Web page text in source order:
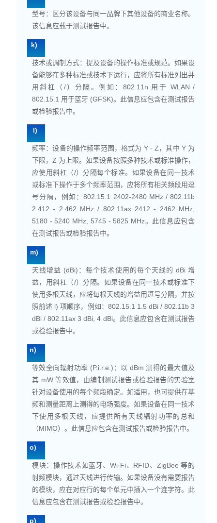
型号：区分该设备与同一品牌下其他设备的商业名称。
该信息应载于测试报告中。
k)
技术或调制方式：提及设备的操作标准或规范。如果设
备能够在多种标准或技术下运行，应将所有标准列出并
用斜杠（/）分隔。例如：802.11n 用于 WLAN /
802.15.1 用于蓝牙 (GFSK)。此信息应包含在测试报告
或检验报告中。
l)
频率：设备的操作频率范围，格式为 Y - Z，其中 Y 为
下限，Z 为上限。如果设备按照多种技术或标准操作，
应使用斜杠（/）分隔每个标准。如果设备在同一技术
或标准下操作于多个频率范围，应将所有相关频段用逗
号分隔，例如：802.15.1 2402-2480 MHz / 802.11b
2.412 - 2.462 MHz / 802.11ax 2412 - 2462 MHz,
5180 - 5240 MHz, 5745 - 5825 MHz。此信息应包含
在测试报告或检验报告中。
m)
天线增益 (dBi)：每个技术使用的每个天线的 dBi 增
益，用斜杠（/）分隔。如果设备在同一技术或标准下
使用多根天线，应将每根天线的增益用逗号分隔，并按
照前述 l) 项顺序，例如：802.15.1 1.5 dBi / 802.11b 3
dBi / 802.11ax 3 dBi, 4 dBi。此信息应包含在测试报告
或检验报告中。
n)
等效全向辐射功率 (P.i.r.e.)：以 dBm 测得的最大值及
其 mW 等效值，由编制测试报告或检验报告的实验室
针对设备使用的每个频段确定。如适用，也可提供在基
频和测量距离上测得的电场强度。如果设备在同一技术
下使用多根天线，应提供所有天线辐射功率的总和
（MIMO）。此信息应包含在测试报告或检验报告中。
o)
模块：操作技术如蓝牙、Wi-Fi、RFID、ZigBee 等的
射频模块，通过天线进行传输。如果设备没有需要报告
的模块，应在对应行的每个单元中插入一个连字符。此
信息应包含在测试报告或检验报告中。
p)